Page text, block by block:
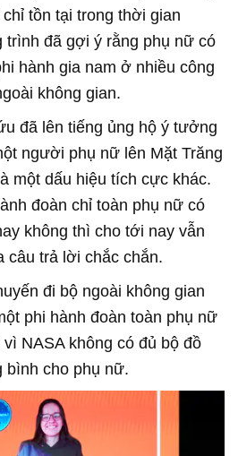
tồn tại trong thời gian
đã gợi ý rằng phụ nữ có
hành gia nam ở nhiều công
không gian.
đã lên tiếng ủng hộ ý tưởng
người phụ nữ lên Mặt Trăng
một dấu hiệu tích cực khác.
đoàn chỉ toàn phụ nữ có
không thì cho tới nay vẫn
câu trả lời chắc chắn.
đi bộ ngoài không gian
phi hành đoàn toàn phụ nữ
NASA không có đủ bộ đồ
bình cho phụ nữ.